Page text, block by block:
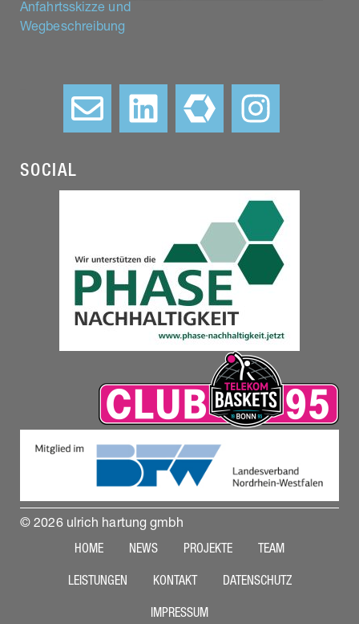
Anfahrtsskizze und
Wegbeschreibung
SOCIAL
© 2026 ulrich hartung gmbh
HOME
NEWS PROJEKTE TEAM
LEISTUNGEN KONTAKT DATENSCHUTZ
IMPRESSUM